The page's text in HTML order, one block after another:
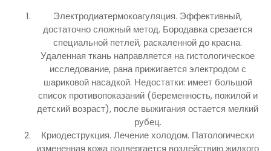
Электродиатермокоагуляция. Эффективный,
достаточно сложный метод. Бородавка срезается
специальной петлей, раскаленной до красна.
Удаленная ткань направляется на гистологическое
исследование, рана прижигается электродом с
шариковой насадкой. Недостатки: имеет большой
список противопоказаний (беременность, пожилой и
детский возраст), после выжигания остается мелкий
рубец.
Криодеструкция. Лечение холодом. Патологически
измененная кожа подвергается воздействию жидкого